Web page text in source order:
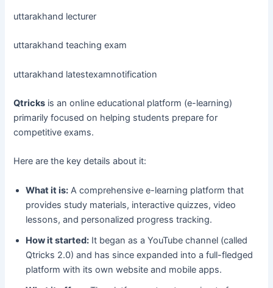
uttarakhand lecturer
uttarakhand teaching exam
uttarakhand latestexamnotification
Qtricks is an online educational platform (e-learning)
primarily focused on helping students prepare for
competitive exams.
Here are the key details about it:
What it is: A comprehensive e-learning platform that
provides study materials, interactive quizzes, video
lessons, and personalized progress tracking.
How it started: It began as a YouTube channel (called
Qtricks 2.0) and has since expanded into a full-fledged
platform with its own website and mobile apps.